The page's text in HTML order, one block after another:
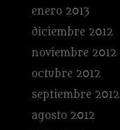
enero 2013
diciembre 2012
noviembre 2012
octubre 2012
septiembre 2012
agosto 2012